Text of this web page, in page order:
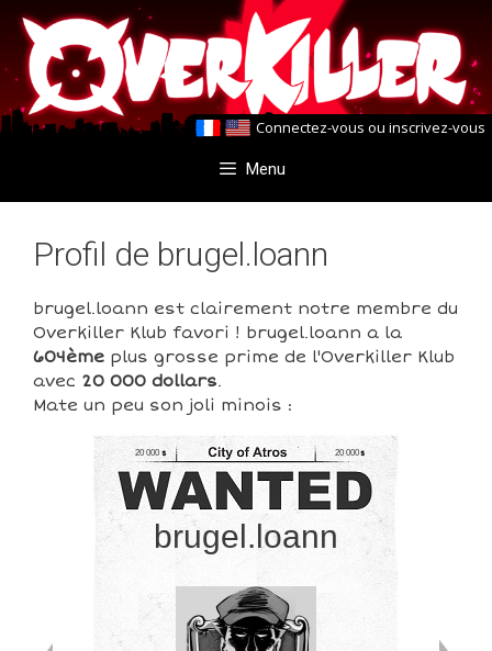
Aller
au
contenu
Aller
au
contenu
Connectez-vous ou inscrivez-vous
Menu
Profil de brugel.loann
brugel.loann est clairement notre membre du
Overkiller Klub favori ! brugel.loann a la
604ème plus grosse prime de l'Overkiller Klub
avec 20 000 dollars.
Mate un peu son joli minois :
20 000
brugel.loann
20 000